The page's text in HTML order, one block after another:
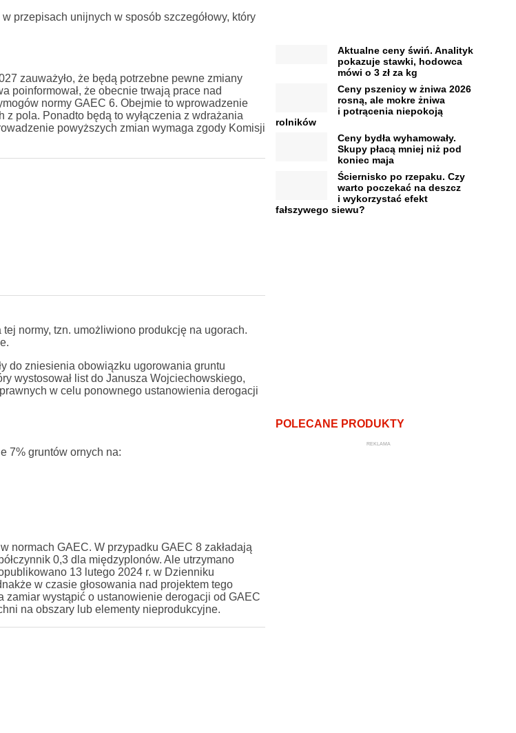
przepisach unijnych w sposób szczegółowy, który
zauważyło, że będą potrzebne pewne zmiany
poinformował, że obecnie trwają prace nad
normy GAEC 6. Obejmie to wprowadzenie
pola. Ponadto będą to wyłączenia z wdrażania
powyższych zmian wymaga zgody Komisji
normy, tzn. umożliwiono produkcję na ugorach.
do zniesienia obowiązku ugorowania gruntu
wystosował list do Janusza Wojciechowskiego,
w celu ponownego ustanowienia derogacji
7% gruntów ornych na:
normach GAEC. W przypadku GAEC 8 zakładają
0,3 dla międzyplonów. Ale utrzymano
13 lutego 2024 r. w Dzienniku
w czasie głosowania nad projektem tego
zamiar wystąpić o ustanowienie derogacji od GAEC
na obszary lub elementy nieprodukcyjne.
Aktualne ceny świń. Analityk
pokazuje stawki, hodowca
mówi o 3 zł za kg
Ceny pszenicy w żniwa 2026
rosną, ale mokre żniwa
i potrącenia niepokoją
rolników
Ceny bydła wyhamowały.
Skupy płacą mniej niż pod
koniec maja
Ściernisko po rzepaku. Czy
warto poczekać na deszcz
i wykorzystać efekt
fałszywego siewu?
POLECANE PRODUKTY
REKLAMA